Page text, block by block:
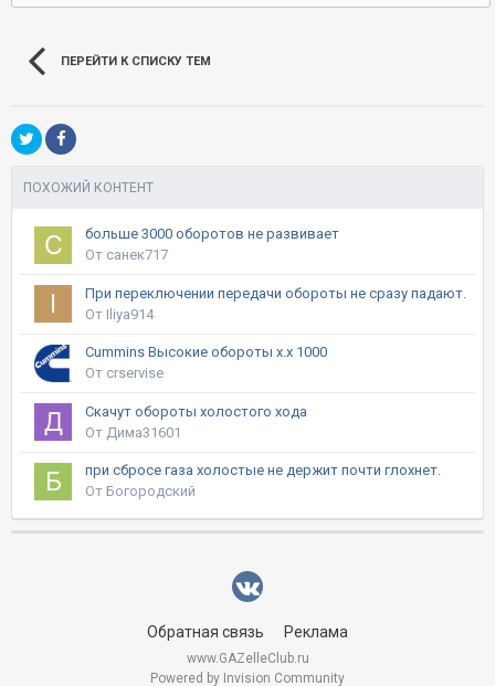
ПЕРЕЙТИ К СПИСКУ ТЕМ
ПОХОЖИЙ КОНТЕНТ
больше 3000 оборотов не развивает
От санек717
При переключении передачи обороты не сразу падают.
От Iliya914
Cummins Высокие обороты х.х 1000
От crservise
Скачут обороты холостого хода
От Дима31601
при сбросе газа холостые не держит почти глохнет.
От Богородский
Обратная связь Реклама
www.GAZelleClub.ru
Powered by Invision Community